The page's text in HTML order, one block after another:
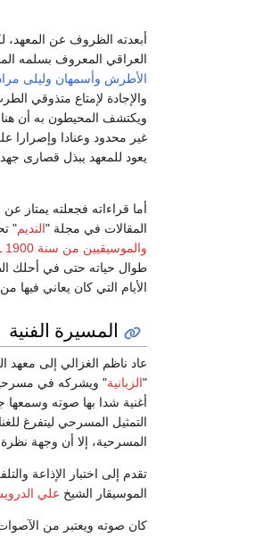
أبعدته الظروف عن المعهد،
العراقي المعروف بسلمه
الأطرش وأسمهان وليلى
والإجادة لإمتاع متذوقي
ويكتشف المحيطون به أن
غير محدود وعنادا وإصرارا
يعود للمعهد يبذل قصارى
أما قراءاته فجعلته يمتاز
المقالات في مجلة "النديم"
والموسيقيين من سنة 1900 ـ 1962
طوال حياته حتى في أحلك
الأيام التي كان يعاني فيها
المسيرة الفنية
عاد ناظم الغزالي إلى معهد
"الزبانية" ويشركه في
أغنية شدا بها صوته وسمعها
التمثيل المسرحي ليتفرغ
المسرحية، إلا أن وجهة
تقدم إلى اختبار الإذاعة
الموسيقار الشيخ علي
كان صوته ويعتبر من الآصوات